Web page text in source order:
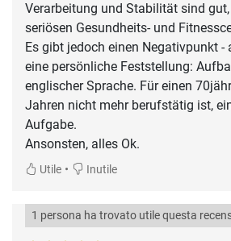
Verarbeitung und Stabilität sind
seriösen Gesundheits- und
Es gibt jedoch einen Negativpunkt -
eine persönliche Feststellung:
englischer Sprache. Für einen
Jahren nicht mehr berufstätig ist,
Aufgabe.
Ansonsten, alles Ok.
Utile • Inutile
1 persona ha trovato utile questa